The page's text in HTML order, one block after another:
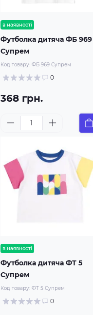
в наявності
Футболка дитяча ФБ 969
Супрем
Код товару: ФБ 969 Супрем
0
368 грн.
в наявності
Футболка дитяча ФТ 5
Супрем
Код товару: ФТ 5 Супрем
0